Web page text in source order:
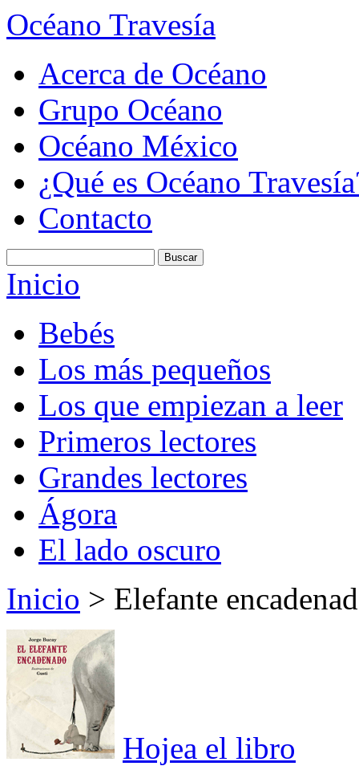
Océano Travesía
Acerca de Océano
Grupo Océano
Océano México
¿Qué es Océano
Contacto
Inicio
Bebés
Los más pequeños
Los que empiezan a leer
Primeros lectores
Grandes lectores
Ágora
El lado oscuro
Inicio > Elefante
Hojea el libro